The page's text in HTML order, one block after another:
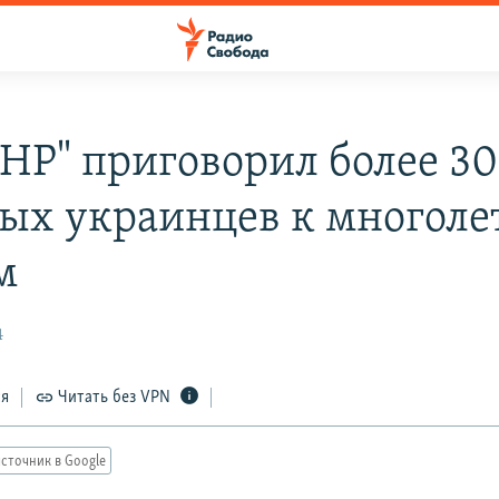
приговорил более 30
украинцев к
Читать без VPN
в Google